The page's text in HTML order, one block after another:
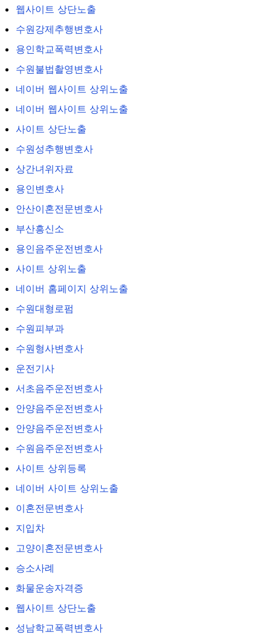
웹사이트 상단노출
수원강제추행변호사
용인학교폭력변호사
수원불법촬영변호사
네이버 웹사이트 상위노출
네이버 웹사이트 상위노출
사이트 상단노출
수원성추행변호사
상간녀위자료
용인변호사
안산이혼전문변호사
부산흥신소
용인음주운전변호사
사이트 상위노출
네이버 홈페이지 상위노출
수원대형로펌
수원피부과
수원형사변호사
운전기사
서초음주운전변호사
안양음주운전변호사
안양음주운전변호사
수원음주운전변호사
사이트 상위등록
네이버 사이트 상위노출
이혼전문변호사
지입차
고양이혼전문변호사
승소사례
화물운송자격증
웹사이트 상단노출
성남학교폭력변호사